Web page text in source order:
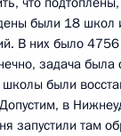
были 18 школ
В них было
задача была
школы были
в
запустили там